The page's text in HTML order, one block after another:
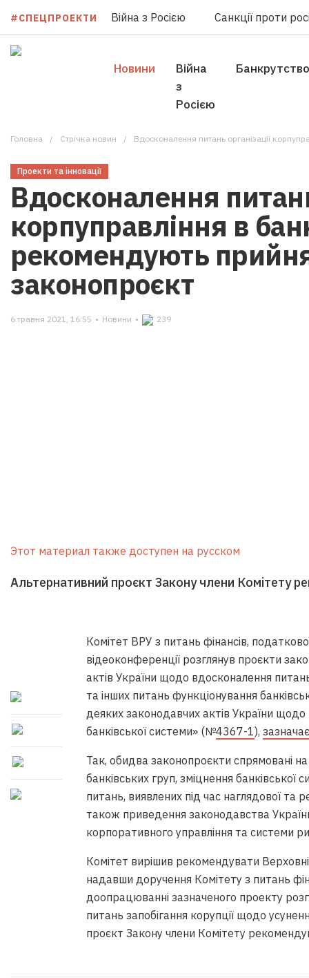
#СПЕЦПРОЕКТИ Війна з Росією Санкції проти
Новини
Війна
з
Росією
Банкрутство
Головна Стрічка новин Вдосконалення питань організації
Проекти та інновації
Вдосконалення
корпуправління в
рекомендують
законопроєкт
6 травня 2021, 16:55 • Новини • 239
Этот материал также доступен на русском
Альтернативний проєкт Закону члени Комітету
Комітет ВРУ з питань фінансів,
відеоконференції розглянув проєкти
актів України щодо вдосконалення
та інших питань функціонування
деяких законодавчих актів України
банківської системи» (№4367-1), зазначає
Так, обидва законопроєкти спрямовані
банківських груп, зміцнення
питань, виявлених під час наглядової та
також приведення законодавства
корпоративного управління та системи
Комітет вирішив рекомендувати
надавши доручення Комітету з питань
доопрацюванні зазначеного проекту
питань запобігання корупції щодо
проєкт Закону члени Комітету